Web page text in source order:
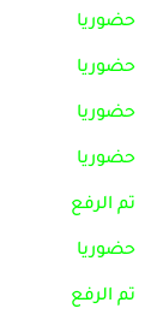
حضوريا
حضوريا
حضوريا
حضوريا
تم الرفع
حضوريا
تم الرفع